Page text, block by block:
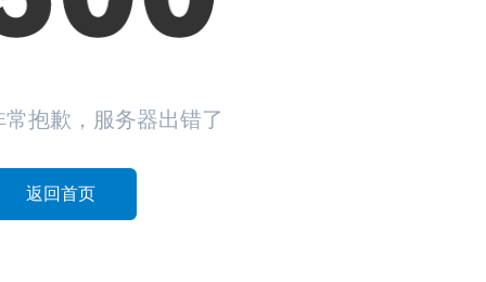
常抱歉，服务器出错了
返回首页